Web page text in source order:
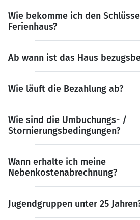
Wie bekomme ich den
Ferienhaus?
Ab wann ist das Haus
Wie läuft die Bezahlung ab?
Wie sind die Umbuchungs- /
Stornierungsbedingungen?
Wann erhalte ich meine
Nebenkostenabrechnung?
Jugendgruppen unter 25